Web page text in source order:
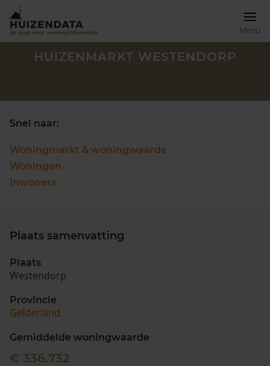
Menu
Zoek een woning
088 220 4200
Maandag t/m vrijdag - 08:00 -18:00
HUIZENMARKT WESTENDORP
Snel naar:
Woningmarkt & woningwaarde
Woningen
Inwoners
Plaats samenvatting
Plaats
Westendorp
Provincie
Gelderland
Gemiddelde woningwaarde
€ 336.732